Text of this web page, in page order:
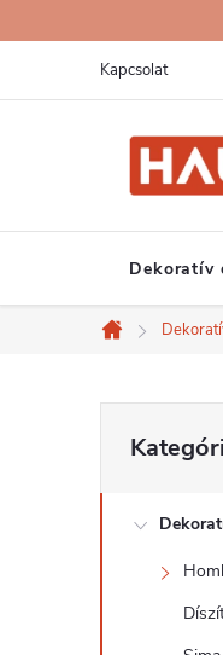
a
Kapcsolat
Dekoratív
Kezdőlap
O
l
átugrása